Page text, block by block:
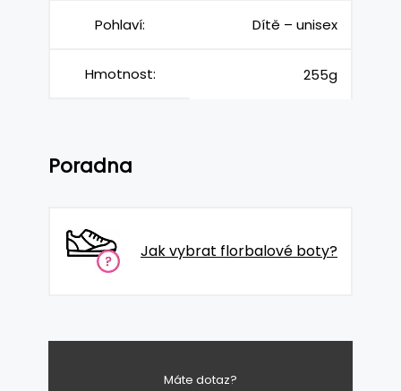
Pohlaví: Dítě – unisex
Hmotnost: 255g
Poradna
Jak vybrat florbalové boty?
Máte dotaz?